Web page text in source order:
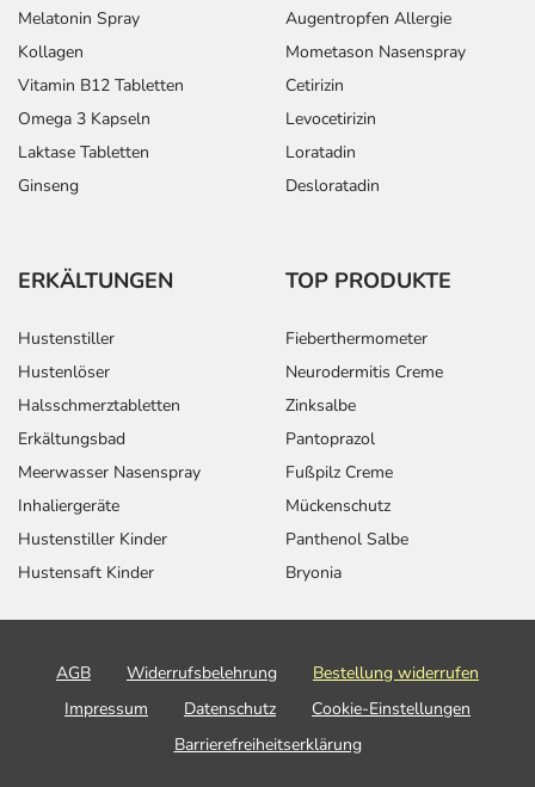
Melatonin Spray
Kollagen
Vitamin B12 Tabletten
Omega 3 Kapseln
Laktase Tabletten
Ginseng
Augentropfen Allergie
Mometason Nasenspray
Cetirizin
Levocetirizin
Loratadin
Desloratadin
ERKÄLTUNGEN
Hustenstiller
Hustenlöser
Halsschmerztabletten
Erkältungsbad
Meerwasser Nasenspray
Inhaliergeräte
Hustenstiller Kinder
Hustensaft Kinder
TOP PRODUKTE
Fieberthermometer
Neurodermitis Creme
Zinksalbe
Pantoprazol
Fußpilz Creme
Mückenschutz
Panthenol Salbe
Bryonia
AGB Widerrufsbelehrung
Bestellung widerrufen
Impressum
Datenschutz
Cookie-Einstellungen
Barrierefreiheitserklärung